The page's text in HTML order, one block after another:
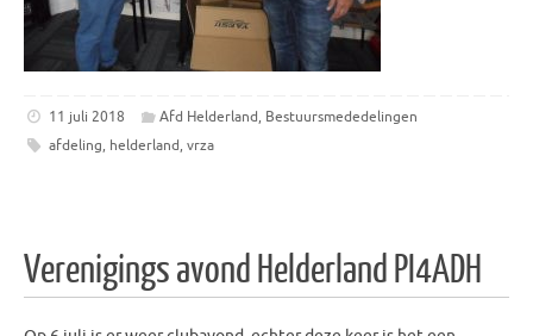
11 juli 2018 Afd Helderland, Bestuursmededelingen
afdeling, helderland, vrza
Verenigings avond Helderland PI4ADH